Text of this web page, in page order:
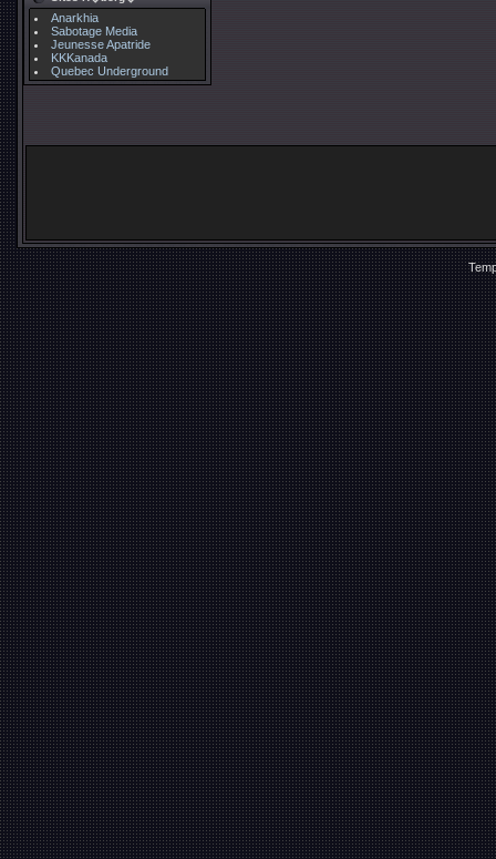
Anarkhia
Sabotage Media
Jeunesse Apatride
KKKanada
Quebec Underground